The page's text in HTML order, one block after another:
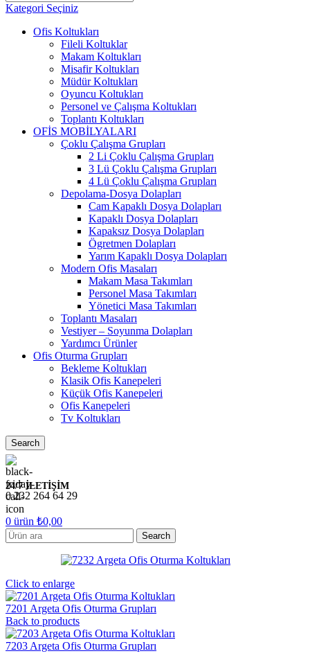
Kategori Seçiniz
Ofis Koltukları
Fileli Koltuklar
Makam Koltukları
Misafir Koltukları
Müdür Koltukları
Oyuncu Koltukları
Personel ve Çalışma Koltukları
Toplantı Koltukları
OFİS MOBİLYALARI
Çoklu Çalışma Grupları
2 Li Çoklu Çalışma Grupları
3 Lü Çoklu Çalışma Grupları
4 Lü Çoklu Çalışma Grupları
Depolama-Dosya Dolapları
Cam Kapaklı Dosya Dolapları
Kapaklı Dosya Dolapları
Kapaksız Dosya Dolapları
Ögretmen Dolapları
Yarım Kapaklı Dosya Dolapları
Modern Ofis Masaları
Makam Masa Takımları
Personel Masa Takımları
Yönetici Masa Takımları
Toplantı Masaları
Vestiyer – Soyunma Dolapları
Yardımcı Ürünler
Ofis Oturma Grupları
Bekleme Koltukları
Klasik Ofis Kanepeleri
Küçük Ofis Kanepeleri
Ofis Kanepeleri
Tv Koltukları
Search
24/7 İLETİŞİM
0 232 264 64 29
0 ürün ₺0,00
Search
Click to enlarge
7201 Argeta Ofis Oturma Grupları
Back to products
7203 Argeta Ofis Oturma Grupları